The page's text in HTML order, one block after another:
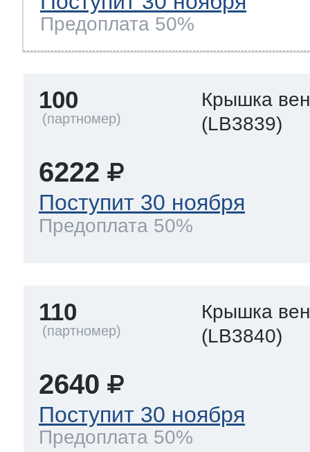
Предоплата 50%
100
Крышка
(LB3839)
6222
Поступит 30 ноября
Предоплата 50%
110
Крышка
(LB3840)
2640
Поступит 30 ноября
Предоплата 50%